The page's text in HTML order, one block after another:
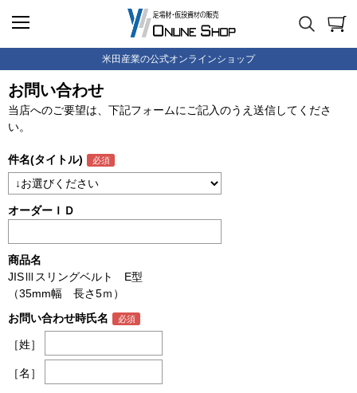
米田産業の公式オンラインショップ
お問い合わせ
当店へのご要望は、下記フォームにご記入のうえ送信してくださ
い。
件名(タイトル)
オーダーＩＤ
商品名
JISⅢスリングベルト E型
（35mm幅 長さ5ｍ）
お問い合わせ時氏名
［姓］
［名］